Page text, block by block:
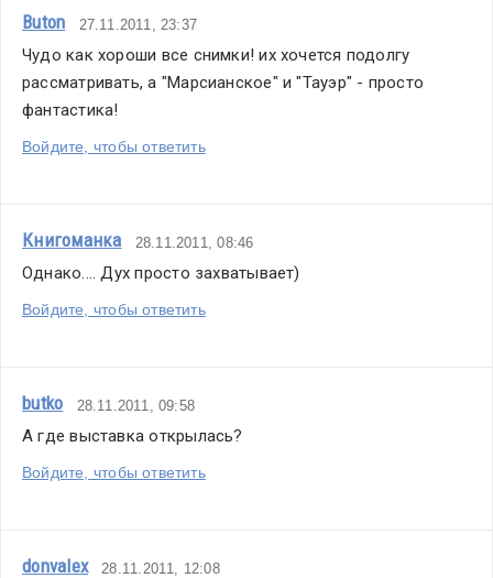
Buton 27.11.2011, 23:37
Чудо как хороши все снимки! их хочется подолгу
рассматривать, а "Марсианское" и "Тауэр" - просто
фантастика!
Войдите, чтобы ответить
Книгоманка 28.11.2011, 08:46
Однако.... Дух просто захватывает)
Войдите, чтобы ответить
butko 28.11.2011, 09:58
А где выставка открылась?
Войдите, чтобы ответить
donvalex 28.11.2011, 12:08